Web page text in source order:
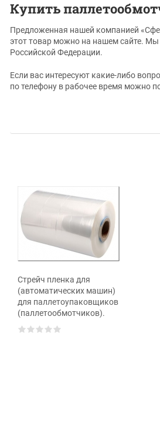
Купить
Предложенная нашей компанией
этот товар можно на нашем сайте. Мы
Российской Федерации.
Если вас интересуют какие-либо
по телефону в рабочее время можно
Стрейч пленка для
(автоматических машин)
для паллетоупаковщиков
(паллетообмотчиков).